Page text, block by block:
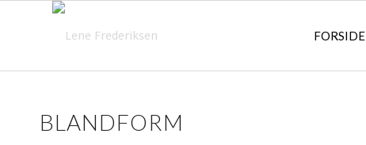
FORSIDE
BLANDFORM